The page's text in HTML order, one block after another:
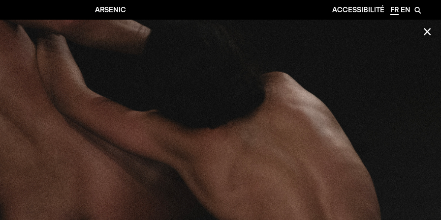
ARSENIC ACCESSIBILITÉ FR EN 🔎
✕